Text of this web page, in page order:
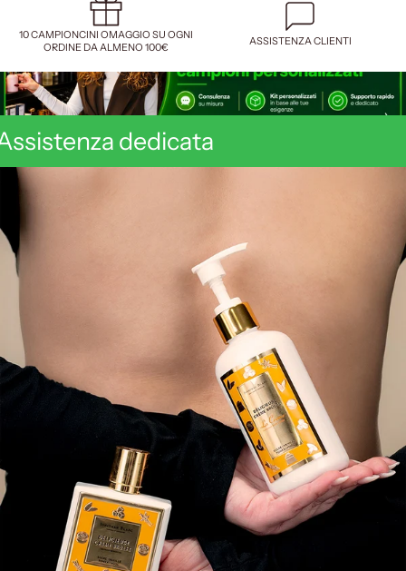
10 CAMPIONCINI OMAGGIO SU OGNI
ORDINE DA ALMENO 100€
ASSISTENZA CLIENTI
dedicata